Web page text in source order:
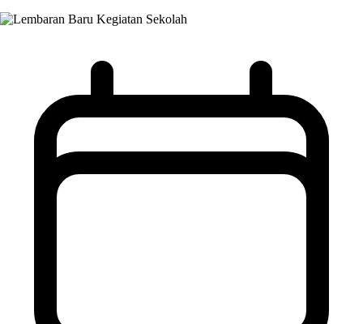
Kegiatan Sekolah